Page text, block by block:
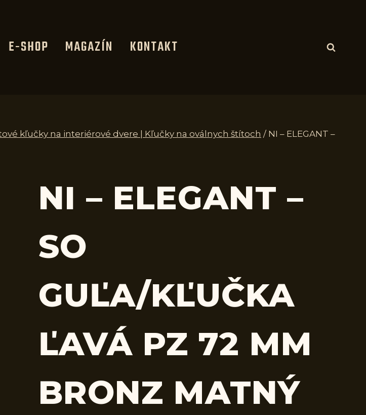
E-SHOP MAGAZÍN KONTAKT
kľučky na interiérové dvere | Kľučky na oválnych štítoch / NI – ELEGANT –
NI – ELEGANT –
SO
GUĽA/KĽUČKA
ĽAVÁ PZ 72 MM
BRONZ MATNÝ